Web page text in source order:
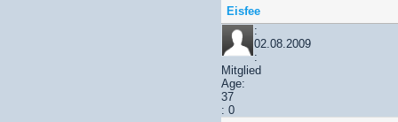
Eisfee
:
02.08.2009
:
Mitglied
Age:
37
: 0